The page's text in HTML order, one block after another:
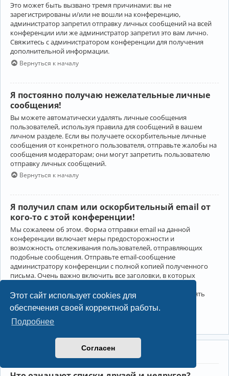
Этот сайт использует cookies для
обеспечения своей корректной работы.
Подробнее
Согласен
Это может быть вызвано тремя причинами: вы не
зарегистрированы и/или не вошли на конференцию,
администратор запретил отправку личных сообщений на всей
конференции или же администратор запретил это вам лично.
Свяжитесь с администратором конференции для получения
дополнительной информации.
Вернуться к началу
Я постоянно получаю нежелательные личные
сообщения!
Вы можете автоматически удалять личные сообщения
пользователей, используя правила для сообщений в вашем
личном разделе. Если вы получаете оскорбительные личные
сообщения от конкретного пользователя, отправьте жалобы на
сообщения модераторам; они могут запретить пользователю
отправку личных сообщений.
Вернуться к началу
Я получил спам или оскорбительный email от
кого-то с этой конференции!
Мы сожалеем об этом. Форма отправки email на данной
конференции включает меры предосторожности и
возможность отслеживания пользователей, отправляющих
подобные сообщения. Отправьте email-сообщение
администратору конференции с полной копией полученного
письма. Очень важно включить все заголовки, в которых
Администратор конференции сможет в этом случае принять
меры.
Друзья и недруги